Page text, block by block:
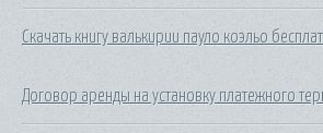
Скачать книгу валькирии пауло коэльо
Договор аренды на установку платежного